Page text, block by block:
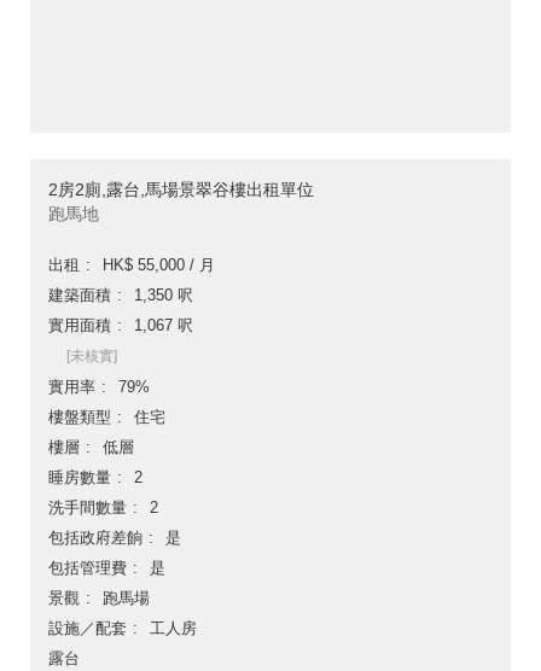
2房2廁,露台,馬場景翠谷樓出租單位
跑馬地
出租
HK$ 55,000 / 月
建築面積
1,350 呎
實用面積
1,067 呎
[未核實]
實用率
79%
樓盤類型
住宅
樓層
低層
睡房數量
2
洗手間數量
2
包括政府差餉
是
包括管理費
是
景觀
跑馬場
設施／配套
工人房
露台